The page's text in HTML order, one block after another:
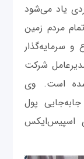
یاد می‌شود
مردم زمین
و سرمایه‌گذار
شرکت
شده است. وی
پول
اسپیس‌ایکس